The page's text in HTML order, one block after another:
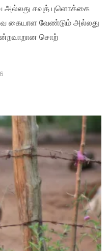
அல்லது சவுத் புளொக்கை
கையாள வேண்டும் அல்லது
சொற்